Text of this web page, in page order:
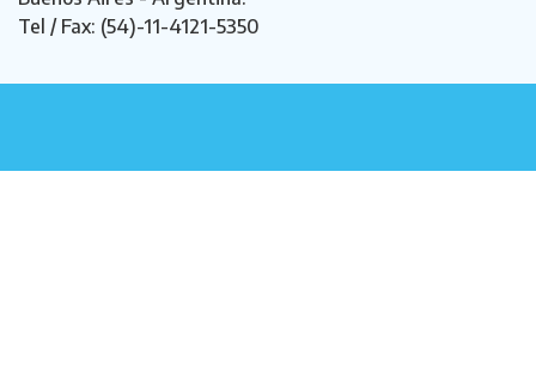
Tel / Fax: (54)-11-4121-5350